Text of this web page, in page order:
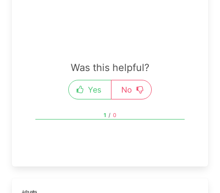
Was this helpful?
Yes No
1 / 0